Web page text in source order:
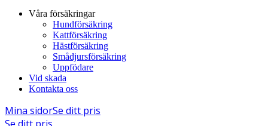
Våra försäkringar
Hundförsäkring
Kattförsäkring
Hästförsäkring
Smådjursförsäkring
Uppfödare
Vid skada
Kontakta oss
Mina sidorSe ditt pris